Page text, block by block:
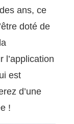
ans, ce
doté de
l’application
est
d’une
!